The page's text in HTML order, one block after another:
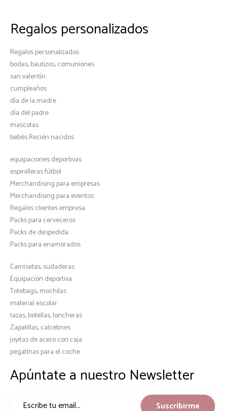
Regalos personalizados
Regalos personalizados
bodas, bautizos, comuniones
san valentín
cumpleaños
día de la madre
día del padre
mascotas
bebés Recién nacidos
equipaciones deportivas
espinilleras fútbol
Merchandising para empresas
Merchandising para eventos
Regalos clientes empresa
Packs para cerveceros
Packs de despedida
Packs para enamorados
Camisetas, sudaderas
Equipación deportiva
Totebags, mochilas
material escolar
tazas, botellas, loncheras
Zapatillas, calcetines
joyitas de acero con caja
pegatinas para el coche
Apúntate a nuestro Newsletter